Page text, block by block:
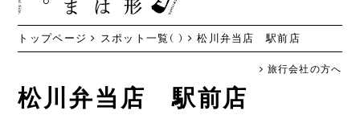
繁體中文
トップページ スポット一覧( ) 松川弁当店 駅前店
旅行会社の方へ
松川弁当店 駅前店